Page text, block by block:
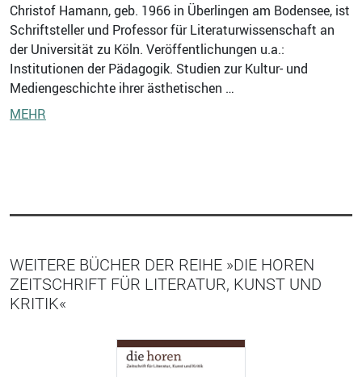
Christof Hamann, geb. 1966 in Überlingen am Bodensee, ist
Schriftsteller und Professor für Literaturwissenschaft an
der Universität zu Köln. Veröffentlichungen u.a.:
Institutionen der Pädagogik. Studien zur Kultur- und
Mediengeschichte ihrer ästhetischen …
MEHR
WEITERE BÜCHER DER REIHE »DIE HOREN
ZEITSCHRIFT FÜR LITERATUR, KUNST UND
KRITIK«